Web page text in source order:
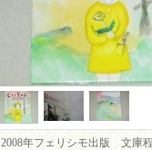
2008年フェリシモ出版 文庫